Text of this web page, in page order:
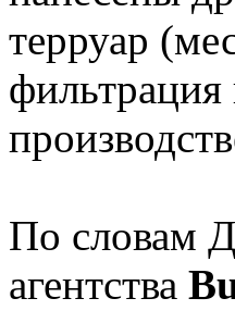
терруар
фильтрация
По словам
агентства